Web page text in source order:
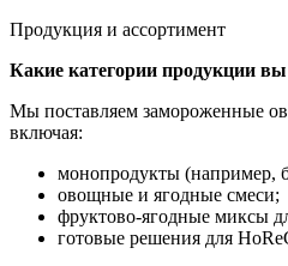
Продукция и ассортимент
Какие категории продукции вы
Мы поставляем замороженные
включая:
монопродукты (например,
овощные и ягодные смеси;
фруктово-ягодные миксы
готовые решения для